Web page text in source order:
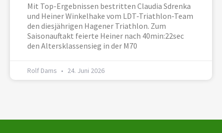
Mit Top-Ergebnissen bestritten Claudia Sdrenka
und Heiner Winkelhake vom LDT-Triathlon-Team
den diesjährigen Hagener Triathlon. Zum
Saisonauftakt feierte Heiner nach 40min:22sec
den Altersklassensieg in der M70
Rolf Dams 24. Juni 2026